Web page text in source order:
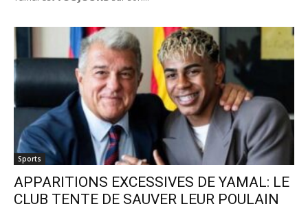
Sports
APPARITIONS EXCESSIVES DE YAMAL: LE
CLUB TENTE DE SAUVER LEUR POULAIN